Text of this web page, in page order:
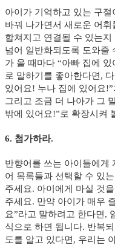
아이가 기억하고 있는 구
바꿔 나가면서 새로운 어휘
합쳐지고 연결될 수 있는
넘어 일반화되도록 도와줄
가 올 때마다 “아빠 집에
로 말하기를 좋아한다면,
있어요! 누나 집에 있어요
그리고 조금 더 나아가 그
밖에 있어요!”로 확장시켜
6. 첨가하라.​
반향어를 쓰는 아이들에게
어 목록들과 선택할 수 있
주세요. 아이에게 마실 것
주세요. 만약 아이가 매우
요”라고 말하려고 한다면,
식으로 하면 됩니다. 반복
도를 알고 있다면, 우리는